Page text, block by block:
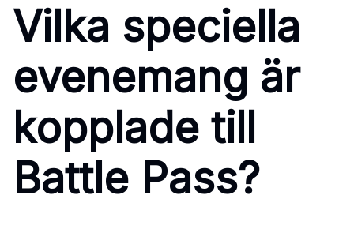
Vilka speciella
evenemang är
kopplade till
Battle Pass?